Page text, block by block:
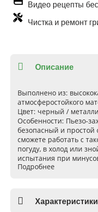
Видео рецепты
Чистка и ремонт
Описание
Выполнено из:
атмосферостойкого
Цвет: черный /
Особенности: Пьезо-
безопасный и простой
сможете работать с
погуду, в холод или
испытания при
разжигает всё виды
спичек и обычных
легко зажжете газовый
Подробнее
Характеристики